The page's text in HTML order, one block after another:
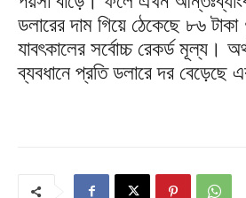
ডলারের দাম গিয়ে ঠেকেছে ৮৬
যাবৎকালের সর্বোচ্চ রেকর্ড মূল্য।
ব্যবধানে প্রতি ডলারে দর বেড়েছে